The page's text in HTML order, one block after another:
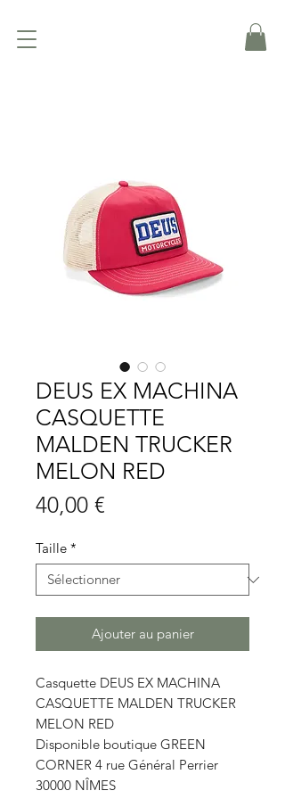
DEUS EX MACHINA
CASQUETTE
MALDEN TRUCKER
MELON RED
40,00 €
Taille *
Ajouter au panier
Casquette DEUS EX MACHINA
CASQUETTE MALDEN TRUCKER
MELON RED
Disponible boutique GREEN
CORNER 4 rue Général Perrier
30000 NÎMES